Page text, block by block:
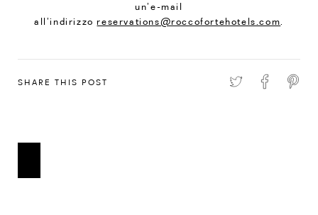
un’e-mail
all’indirizzoreservations@roccofortehotels.com
SHARE THIS POST